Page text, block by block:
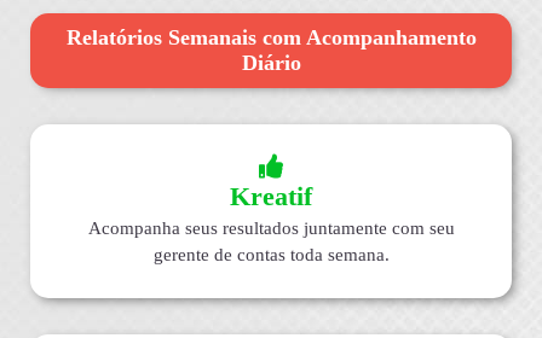
Relatórios Semanais com Acompanhamento
Diário
Kreatif
Acompanha seus resultados juntamente com seu
gerente de contas toda semana.